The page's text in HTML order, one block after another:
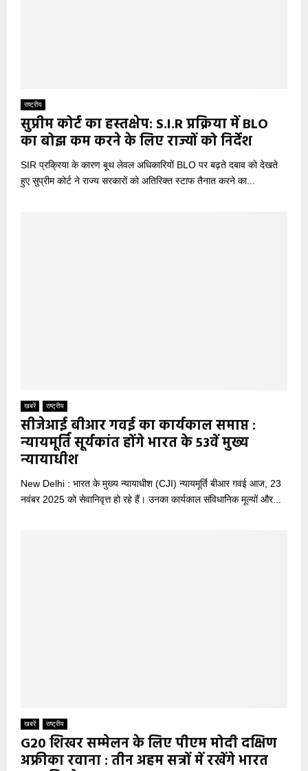
राष्ट्रीय
सुप्रीम कोर्ट का हस्तक्षेप: S.I.R प्रक्रिया में BLO
का बोझ कम करने के लिए राज्यों को निर्देश
SIR प्रक्रिया के कारण बूथ लेवल अधिकारियों BLO पर बढ़ते दबाव को देखते
हुए सुप्रीम कोर्ट ने राज्य सरकारों को अतिरिक्त स्टाफ तैनात करने का...
खबरें राष्ट्रीय
सीजेआई बीआर गवई का कार्यकाल समाप्त :
न्यायमूर्ति सूर्यकांत होंगे भारत के 53वें मुख्य
न्यायाधीश
New Delhi : भारत के मुख्य न्यायाधीश (CJI) न्यायमूर्ति बीआर गवई आज, 23
नवंबर 2025 को सेवानिवृत्त हो रहे हैं। उनका कार्यकाल संविधानिक मूल्यों और...
खबरें राष्ट्रीय
G20 शिखर सम्मेलन के लिए पीएम मोदी दक्षिण
अफ्रीका रवाना : तीन अहम सत्रों में रखेंगे भारत